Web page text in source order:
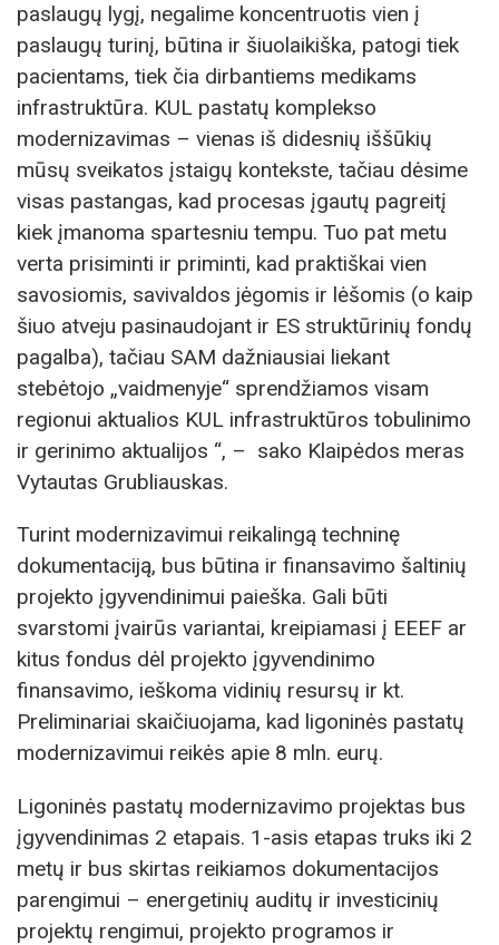
paslaugų lygį, negalime koncentruotis vien į
paslaugų turinį, būtina ir šiuolaikiška, patogi tiek
pacientams, tiek čia dirbantiems medikams
infrastruktūra. KUL pastatų komplekso
modernizavimas – vienas iš didesnių iššūkių
mūsų sveikatos įstaigų kontekste, tačiau dėsime
visas pastangas, kad procesas įgautų pagreitį
kiek įmanoma spartesniu tempu. Tuo pat metu
verta prisiminti ir priminti, kad praktiškai vien
savosiomis, savivaldos jėgomis ir lėšomis (o kaip
šiuo atveju pasinaudojant ir ES struktūrinių fondų
pagalba), tačiau SAM dažniausiai liekant
stebėtojo „vaidmenyje“ sprendžiamos visam
regionui aktualios KUL infrastruktūros tobulinimo
ir gerinimo aktualijos “, – sako Klaipėdos meras
Vytautas Grubliauskas.
Turint modernizavimui reikalingą techninę
dokumentaciją, bus būtina ir finansavimo šaltinių
projekto įgyvendinimui paieška. Gali būti
svarstomi įvairūs variantai, kreipiamasi į EEEF ar
kitus fondus dėl projekto įgyvendinimo
finansavimo, ieškoma vidinių resursų ir kt.
Preliminariai skaičiuojama, kad ligoninės pastatų
modernizavimui reikės apie 8 mln. eurų.
Ligoninės pastatų modernizavimo projektas bus
įgyvendinimas 2 etapais. 1-asis etapas truks iki 2
metų ir bus skirtas reikiamos dokumentacijos
parengimui – energetinių auditų ir investicinių
projektų rengimui, projekto programos ir